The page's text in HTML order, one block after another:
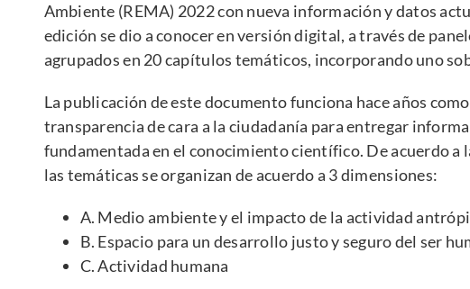
Ambiente (REMA) 2022 con nueva información y datos
edición se dio a conocer en versión digital, a través de
agrupados en 20 capítulos temáticos, incorporando uno
La publicación de este documento funciona hace años
transparencia de cara a la ciudadanía para entregar
fundamentada en el conocimiento científico. De acuerdo a
las temáticas se organizan de acuerdo a 3 dimensiones:
A. Medio ambiente y el impacto de la actividad
B. Espacio para un desarrollo justo y seguro del ser
C. Actividad humana